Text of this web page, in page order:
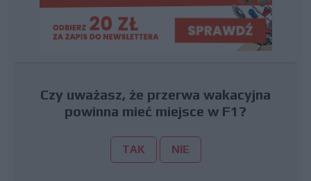
Czy uważasz, że przerwa wakacyjna
powinna mieć miejsce w F1?
TAK NIE